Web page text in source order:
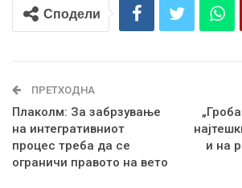
Сподели
ПРЕТХОДНА
Плаколм: За забрзување
на интегративниот
процес треба да се
ограничи правото на вето
и на